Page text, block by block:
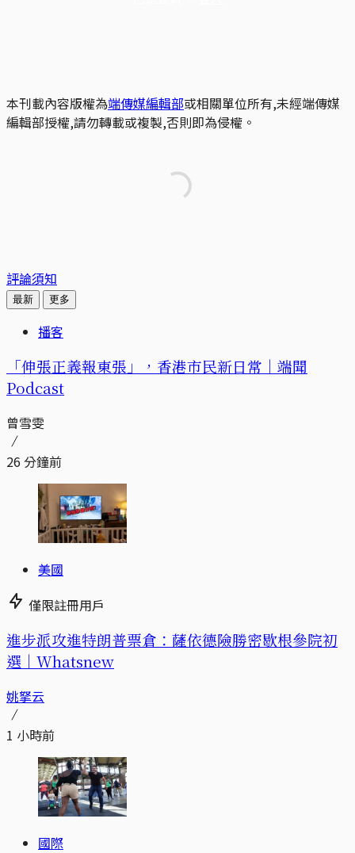
本刊載內容版權為端傳媒編輯部或相關單位所有,未經端傳媒
編輯部授權,請勿轉載或複製,否則即為侵權。
評論須知
最新 更多
播客
「伸張正義報東張」，香港市民新日常｜端聞
Podcast
曾雪雯
26 分鐘前
美國
僅限註冊用戶
進步派攻進特朗普票倉：薩依德險勝密歇根參院初
選｜Whatsnew
姚拏云
1 小時前
國際